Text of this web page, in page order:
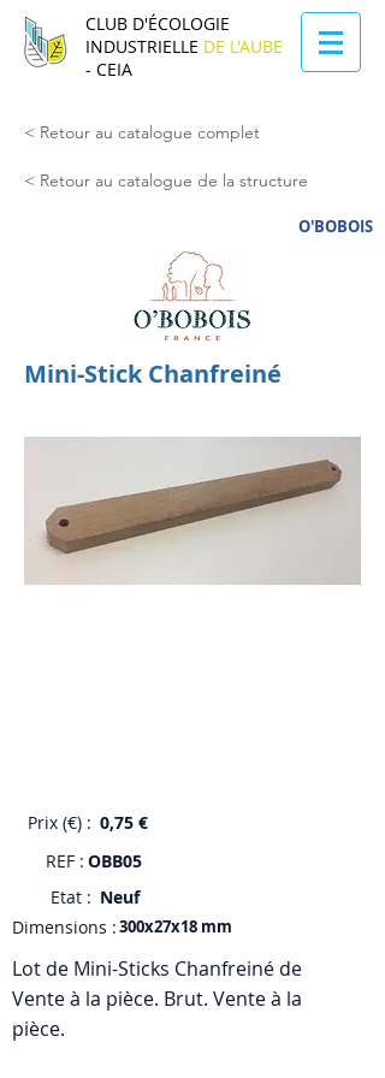
CLUB D'ÉCOLOGIE
INDUSTRIELLE DE L'AUBE
- CEIA
< Retour au catalogue complet
< Retour au catalogue de la structure
O'BOBOIS
Mini-Stick Chanfreiné
Prix (€) : 0,75 €
REF : OBB05
Etat : Neuf
Dimensions :300x27x18 mm
Lot de Mini-Sticks Chanfreiné de
Vente à la pièce. Brut. Vente à la
pièce.